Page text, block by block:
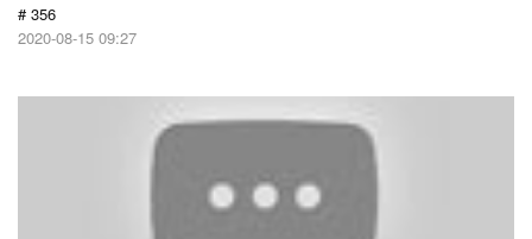
# 356
2020-08-15 09:27